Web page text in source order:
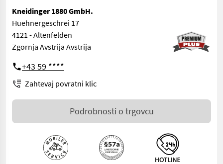
Kneidinger 1880 GmbH.
Huehnergeschrei 17
4121 - Altenfelden
Zgornja Avstrija Avstrija
+43 59 ****
Zahtevaj povratni klic
Podrobnosti o trgovcu